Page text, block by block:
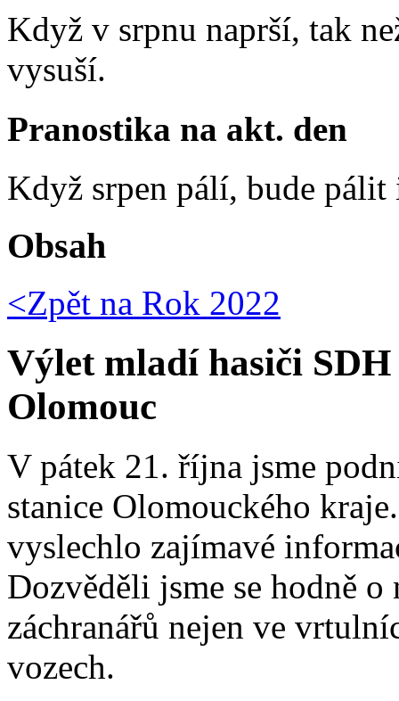
Když v srpnu naprší, tak
vysuší.
Pranostika na akt. den
Když srpen pálí, bude
Obsah
<Zpět na Rok 2022
Výlet mladí hasiči
Olomouc
V pátek 21. října jsme
stanice Olomouckého
vyslechlo zajímavé
Dozvěděli jsme se hodně
záchranářů nejen ve
vozech.